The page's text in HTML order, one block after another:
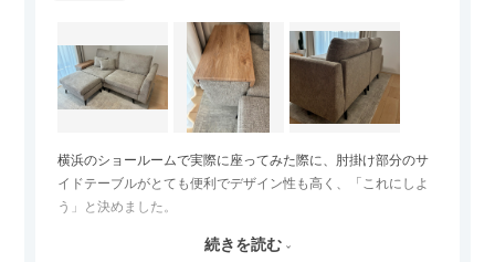
横浜のショールームで実際に座ってみた際に、肘掛け部分のサ
イドテーブルがとても便利でデザイン性も高く、「これにしよ
う」と決めました。
サイズは2.5人掛けですが、幅184cmとコンパクトなので圧迫感
続きを読む